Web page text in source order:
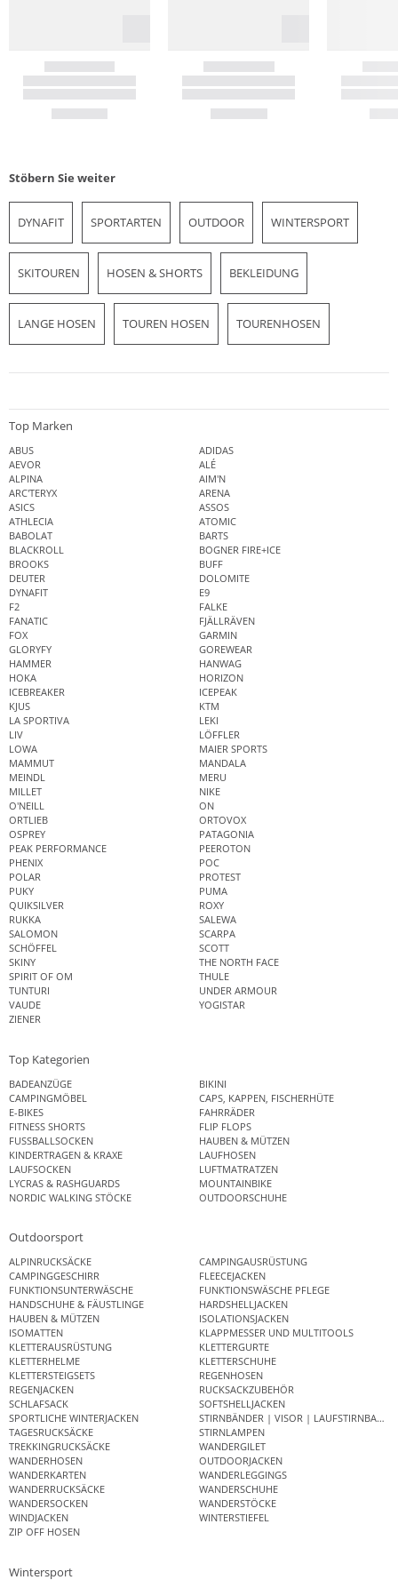
Stöbern Sie weiter
DYNAFIT SPORTARTEN OUTDOOR WINTERSPORT
SKITOUREN HOSEN & SHORTS BEKLEIDUNG
LANGE HOSEN TOUREN HOSEN TOURENHOSEN
Top Marken
ABUS
ADIDAS
AEVOR
ALÉ
ALPINA
AIM'N
ARC'TERYX
ARENA
ASICS
ASSOS
ATHLECIA
ATOMIC
BABOLAT
BARTS
BLACKROLL
BOGNER FIRE+ICE
BROOKS
BUFF
DEUTER
DOLOMITE
DYNAFIT
E9
F2
FALKE
FANATIC
FJÄLLRÄVEN
FOX
GARMIN
GLORYFY
GOREWEAR
HAMMER
HANWAG
HOKA
HORIZON
ICEBREAKER
ICEPEAK
KJUS
KTM
LA SPORTIVA
LEKI
LIV
LÖFFLER
LOWA
MAIER SPORTS
MAMMUT
MANDALA
MEINDL
MERU
MILLET
NIKE
O'NEILL
ON
ORTLIEB
ORTOVOX
OSPREY
PATAGONIA
PEAK PERFORMANCE
PEEROTON
PHENIX
POC
POLAR
PROTEST
PUKY
PUMA
QUIKSILVER
ROXY
RUKKA
SALEWA
SALOMON
SCARPA
SCHÖFFEL
SCOTT
SKINY
THE NORTH FACE
SPIRIT OF OM
THULE
TUNTURI
UNDER ARMOUR
VAUDE
YOGISTAR
ZIENER
Top Kategorien
BADEANZÜGE
BIKINI
CAMPINGMÖBEL
CAPS, KAPPEN, FISCHERHÜTE
E-BIKES
FAHRRÄDER
FITNESS SHORTS
FLIP FLOPS
FUSSBALLSOCKEN
HAUBEN & MÜTZEN
KINDERTRAGEN & KRAXE
LAUFHOSEN
LAUFSOCKEN
LUFTMATRATZEN
LYCRAS & RASHGUARDS
MOUNTAINBIKE
NORDIC WALKING STÖCKE
OUTDOORSCHUHE
Outdoorsport
ALPINRUCKSÄCKE
CAMPINGAUSRÜSTUNG
CAMPINGGESCHIRR
FLEECEJACKEN
FUNKTIONSUNTERWÄSCHE
FUNKTIONSWÄSCHE PFLEGE
HANDSCHUHE & FÄUSTLINGE
HARDSHELLJACKEN
HAUBEN & MÜTZEN
ISOLATIONSJACKEN
ISOMATTEN
KLAPPMESSER UND MULTITOOLS
KLETTERAUSRÜSTUNG
KLETTERGURTE
KLETTERHELME
KLETTERSCHUHE
KLETTERSTEIGSETS
REGENHOSEN
REGENJACKEN
RUCKSACKZUBEHÖR
SCHLAFSACK
SOFTSHELLJACKEN
SPORTLICHE WINTERJACKEN
STIRNBÄNDER | VISOR | LAUFSTIRNBAND
TAGESRUCKSÄCKE
STIRNLAMPEN
TREKKINGRUCKSÄCKE
WANDERGILET
WANDERHOSEN
OUTDOORJACKEN
WANDERKARTEN
WANDERLEGGINGS
WANDERRUCKSÄCKE
WANDERSCHUHE
WANDERSOCKEN
WANDERSTÖCKE
WINDJACKEN
WINTERSTIEFEL
ZIP OFF HOSEN
Wintersport